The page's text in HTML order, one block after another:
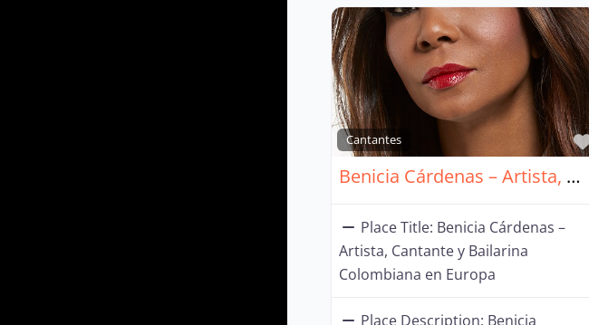
Cantantes
Benicia Cárdenas – Artista, Cantante y Bailarina Colombiana en Europa
Place Title: Benicia Cárdenas –
Artista, Cantante y Bailarina
Colombiana en Europa
Place Description: Benicia